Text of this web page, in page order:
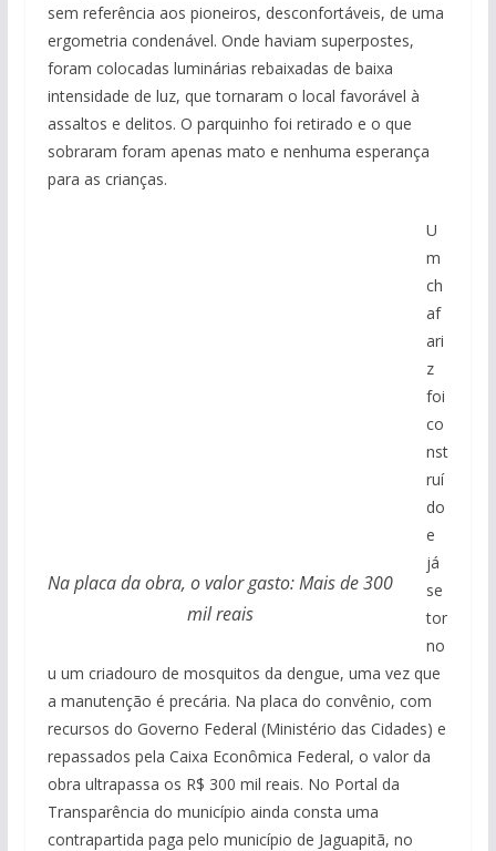
sem referência aos pioneiros, desconfortáveis, de uma
ergometria condenável. Onde haviam superpostes,
foram colocadas luminárias rebaixadas de baixa
intensidade de luz, que tornaram o local favorável à
assaltos e delitos. O parquinho foi retirado e o que
sobraram foram apenas mato e nenhuma esperança
para as crianças.
Na placa da obra, o valor gasto: Mais de 300
mil reais
U
m
ch
af
ari
z
foi
co
nst
ruí
do
e
já
se
tor
no
u um criadouro de mosquitos da dengue, uma vez que
a manutenção é precária. Na placa do convênio, com
recursos do Governo Federal (Ministério das Cidades) e
repassados pela Caixa Econômica Federal, o valor da
obra ultrapassa os R$ 300 mil reais. No Portal da
Transparência do município ainda consta uma
contrapartida paga pelo município de Jaguapitã, no